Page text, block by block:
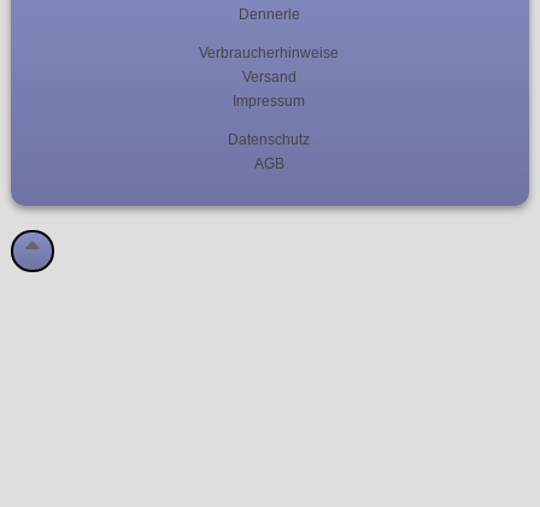
Dennerle
Verbraucherhinweise
Versand
Impressum
Datenschutz
AGB